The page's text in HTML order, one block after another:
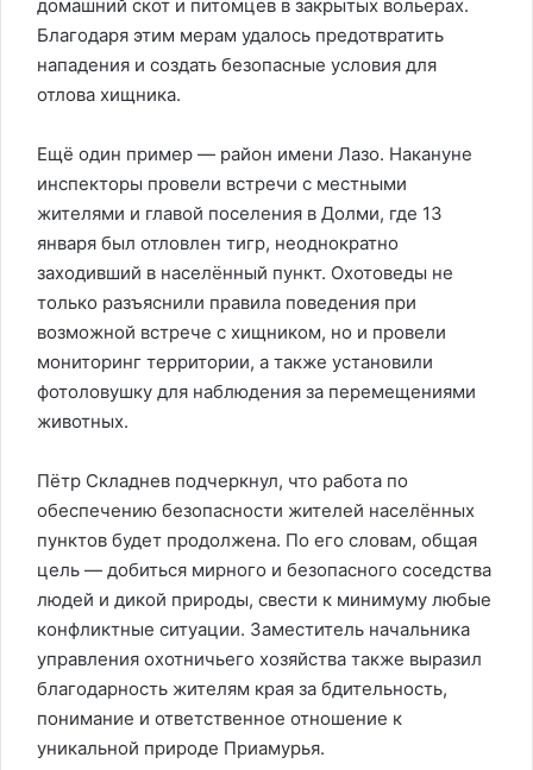
домашний скот и питомцев в закрытых вольерах.
Благодаря этим мерам удалось предотвратить
нападения и создать безопасные условия для
отлова хищника.
Ещё один пример — район имени Лазо. Накануне
инспекторы провели встречи с местными
жителями и главой поселения в Долми, где 13
января был отловлен тигр, неоднократно
заходивший в населённый пункт. Охотоведы не
только разъяснили правила поведения при
возможной встрече с хищником, но и провели
мониторинг территории, а также установили
фотоловушку для наблюдения за перемещениями
животных.
Пётр Складнев подчеркнул, что работа по
обеспечению безопасности жителей населённых
пунктов будет продолжена. По его словам, общая
цель — добиться мирного и безопасного соседства
людей и дикой природы, свести к минимуму любые
конфликтные ситуации. Заместитель начальника
управления охотничьего хозяйства также выразил
благодарность жителям края за бдительность,
понимание и ответственное отношение к
уникальной природе Приамурья.